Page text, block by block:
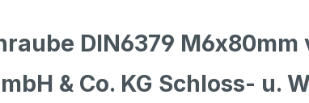
DIN6379 M6x80mm
& Co. KG Schloss- u.